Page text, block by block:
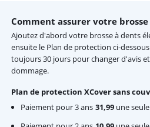
Comment assurer votre
Ajoutez d'abord votre brosse à dents
ensuite le Plan de protection ci-
toujours 30 jours pour changer d'avis
dommage.
Plan de protection XCover sans
Paiement pour 3 ans 31,99une seule